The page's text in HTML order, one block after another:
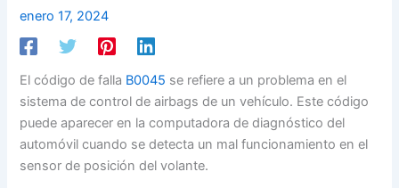
enero 17, 2024
El código de falla B0045 se refiere a un problema en el
sistema de control de airbags de un vehículo. Este código
puede aparecer en la computadora de diagnóstico del
automóvil cuando se detecta un mal funcionamiento en el
sensor de posición del volante.